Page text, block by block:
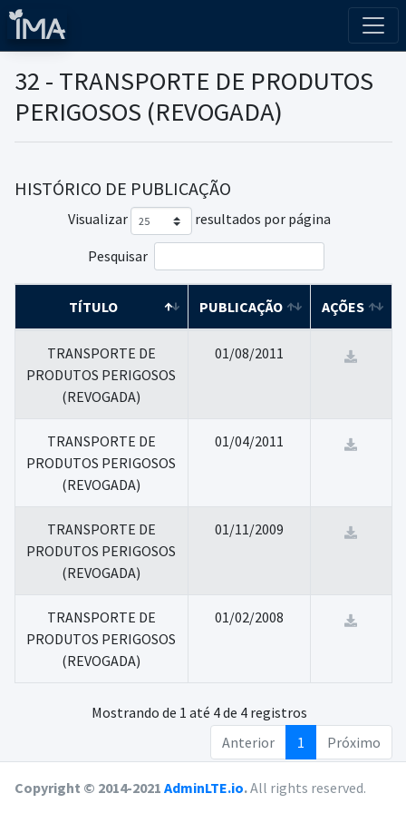
32 - TRANSPORTE DE PRODUTOS
PERIGOSOS (REVOGADA)
HISTÓRICO DE PUBLICAÇÃO
Visualizar resultados por página
Pesquisar
TÍTULO PUBLICAÇÃO AÇÕES
TRANSPORTE DE
PRODUTOS PERIGOSOS
(REVOGADA)
01/08/2011
TRANSPORTE DE
PRODUTOS PERIGOSOS
(REVOGADA)
01/04/2011
TRANSPORTE DE
PRODUTOS PERIGOSOS
(REVOGADA)
01/11/2009
TRANSPORTE DE
PRODUTOS PERIGOSOS
(REVOGADA)
01/02/2008
Mostrando de 1 até 4 de 4 registros
Anterior
1 Próximo
Copyright © 2014-2021 AdminLTE.io.All rights reserved.